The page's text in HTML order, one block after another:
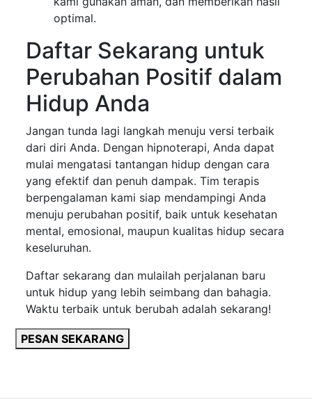
optimal.
Daftar Sekarang untuk
Perubahan Positif dalam
Hidup Anda
Jangan tunda lagi langkah menuju versi terbaik
dari diri Anda. Dengan hipnoterapi, Anda dapat
mulai mengatasi tantangan hidup dengan cara
yang efektif dan penuh dampak. Tim terapis
berpengalaman kami siap mendampingi Anda
menuju perubahan positif, baik untuk kesehatan
mental, emosional, maupun kualitas hidup secara
keseluruhan.
Daftar sekarang dan mulailah perjalanan baru
untuk hidup yang lebih seimbang dan bahagia.
Waktu terbaik untuk berubah adalah sekarang!
PESAN SEKARANG